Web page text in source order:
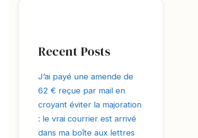
Recent Posts
J’ai payé une amende de
62 € reçue par mail en
croyant éviter la majoration
: le vrai courrier est arrivé
dans ma boîte aux lettres